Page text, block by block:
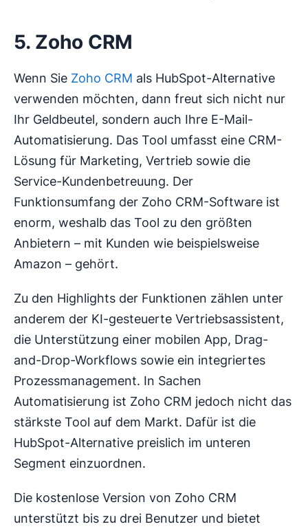
5. Zoho CRM
Wenn Sie Zoho CRM als HubSpot-Alternative
verwenden möchten, dann freut sich nicht nur
Ihr Geldbeutel, sondern auch Ihre E-Mail-
Automatisierung. Das Tool umfasst eine CRM-
Lösung für Marketing, Vertrieb sowie die
Service-Kundenbetreuung. Der
Funktionsumfang der Zoho CRM-Software ist
enorm, weshalb das Tool zu den größten
Anbietern – mit Kunden wie beispielsweise
Amazon – gehört.
Zu den Highlights der Funktionen zählen unter
anderem der KI-gesteuerte Vertriebsassistent,
die Unterstützung einer mobilen App, Drag-
and-Drop-Workflows sowie ein integriertes
Prozessmanagement. In Sachen
Automatisierung ist Zoho CRM jedoch nicht das
stärkste Tool auf dem Markt. Dafür ist die
HubSpot-Alternative preislich im unteren
Segment einzuordnen.
Die kostenlose Version von Zoho CRM
unterstützt bis zu drei Benutzer und bietet